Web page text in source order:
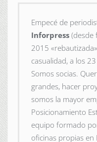
Empecé de
Inforpress (desde
2015
casualidad, a los
Somos socias.
grandes, hacer
somos la mayor
Posicionamiento
equipo formado
oficinas propias en